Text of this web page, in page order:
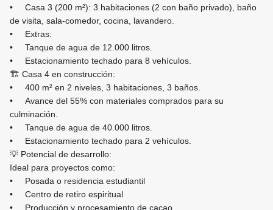
• Casa 3 (200 m²): 3 habitaciones (2 con baño privado), baño
de visita, sala-comedor, cocina, lavandero.
• Extras:
• Tanque de agua de 12.000 litros.
• Estacionamiento techado para 8 vehículos.
🏗️ Casa 4 en construcción:
• 400 m² en 2 niveles, 3 habitaciones, 3 baños.
• Avance del 55% con materiales comprados para su
culminación.
• Tanque de agua de 40.000 litros.
• Estacionamiento techado para 2 vehículos.
💡 Potencial de desarrollo:
Ideal para proyectos como:
• Posada o residencia estudiantil
• Centro de retiro espiritual
• Producción y procesamiento de cacao